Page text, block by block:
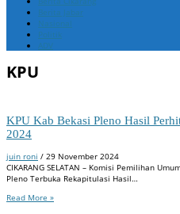
Berita Jabar
Nasional
Politik
ADV
KPU
KPU Kab Bekasi Pleno Hasil
2024
juin roni / 29 November 2024
CIKARANG SELATAN – Komisi Pemilihan
Pleno Terbuka Rekapitulasi Hasil…
Read More »